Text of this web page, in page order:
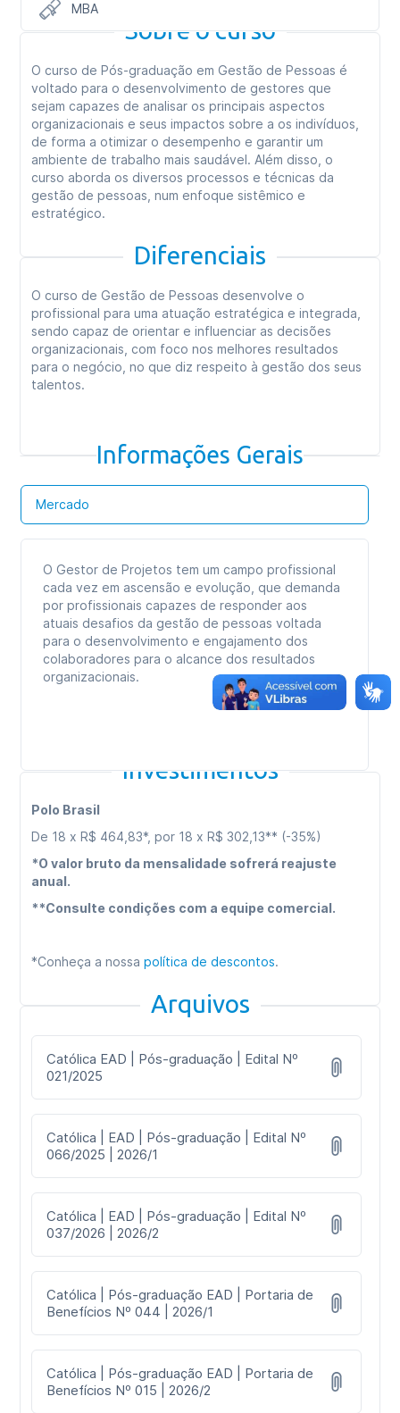
MBA
Sobre o curso
O curso de Pós-graduação em Gestão de Pessoas é
voltado para o desenvolvimento de gestores que
sejam capazes de analisar os principais aspectos
organizacionais e seus impactos sobre a os indivíduos,
de forma a otimizar o desempenho e garantir um
ambiente de trabalho mais saudável. Além disso, o
curso aborda os diversos processos e técnicas da
gestão de pessoas, num enfoque sistêmico e
estratégico.
Diferenciais
O curso de Gestão de Pessoas desenvolve o
profissional para uma atuação estratégica e integrada,
sendo capaz de orientar e influenciar as decisões
organizacionais, com foco nos melhores resultados
para o negócio, no que diz respeito à gestão dos seus
talentos.
Informações Gerais
Mercado
O Gestor de Projetos tem um campo profissional
cada vez em ascensão e evolução, que demanda
por profissionais capazes de responder aos
atuais desafios da gestão de pessoas voltada
para o desenvolvimento e engajamento dos
colaboradores para o alcance dos resultados
organizacionais.
Investimentos
Polo Brasil
De 18 x R$ 464,83*, por 18 x R$ 302,13** (-35%)
*O valor bruto da mensalidade sofrerá reajuste
anual.
**Consulte condições com a equipe comercial.
*Conheça a nossapolítica de descontos.
Arquivos
Católica EAD | Pós-graduação | Edital Nº
021/2025
Católica | EAD | Pós-graduação | Edital Nº
066/2025 | 2026/1
Católica | EAD | Pós-graduação | Edital Nº
037/2026 | 2026/2
Católica | Pós-graduação EAD | Portaria de
Benefícios Nº 044 | 2026/1
Católica | Pós-graduação EAD | Portaria de
Benefícios Nº 015 | 2026/2